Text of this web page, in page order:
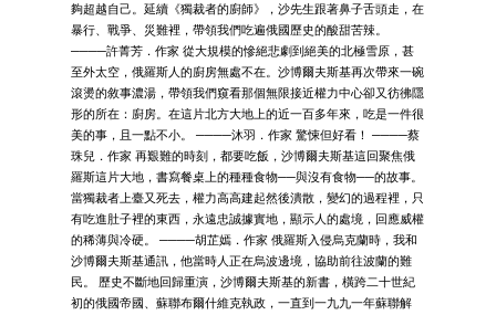
夠超越自己。延續《獨裁者的廚師》，沙先生跟著鼻子舌頭走，在
暴行、戰爭、災難裡，帶領我們吃遍俄國歷史的酸甜苦辣。
────許菁芳．作家 從大規模的慘絕悲劇到絕美的北極雪原，甚
至外太空，俄羅斯人的廚房無處不在。沙博爾夫斯基再次帶來一碗
滾燙的敘事濃湯，帶領我們窺看那個無限接近權力中心卻又彷彿隱
形的所在：廚房。在這片北方大地上的近一百多年來，吃是一件很
美的事，且一點不小。 ────沐羽．作家 驚悚但好看！ ────蔡
珠兒．作家 再艱難的時刻，都要吃飯，沙博爾夫斯基這回聚焦俄
羅斯這片大地，書寫餐桌上的種種食物──與沒有食物──的故事。
當獨裁者上臺又死去，權力高高建起然後潰散，變幻的過程裡，只
有吃進肚子裡的東西，永遠忠誠據實地，顯示人的處境，回應威權
的稀薄與冷硬。 ────胡芷嫣．作家 俄羅斯入侵烏克蘭時，我和
沙博爾夫斯基通訊，他當時人正在烏波邊境，協助前往波蘭的難
民。 歷史不斷地回歸重演，沙博爾夫斯基的新書，橫跨二十世紀
初的俄國帝國、蘇聯布爾什維克執政，一直到一九九一年蘇聯解